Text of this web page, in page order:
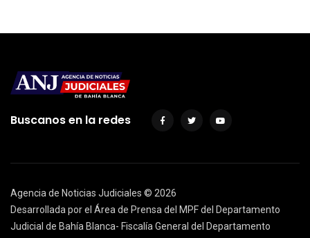
Buscanos en la redes
Agencia de Noticias Judiciales © 2026
Desarrollada por el Área de Prensa del MPF del Departamento
Judicial de Bahía Blanca- Fiscalía General del Departamento